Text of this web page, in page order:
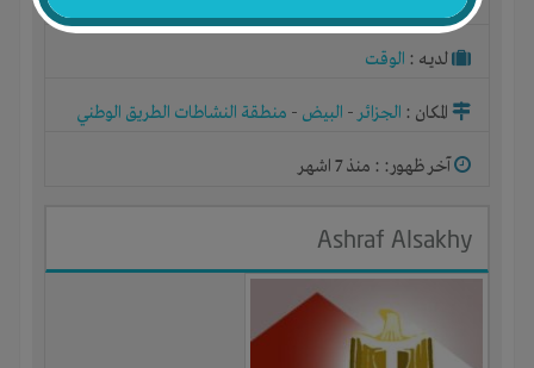
لديـه : الوقت
المكان : الجزائر- البيض - منطقة النشاطات الطريق الوطني
آخر ظهور: : منذ 7 اشهر
Ashraf Alsakhy